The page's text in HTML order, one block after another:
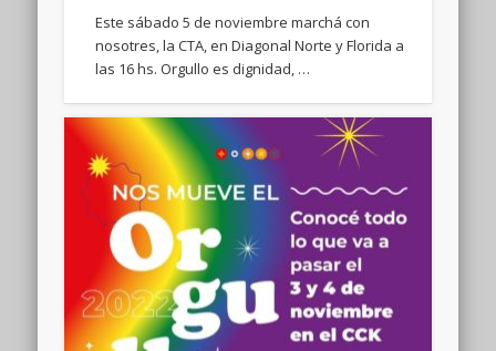
Este sábado 5 de noviembre marchá con
nosotres, la CTA, en Diagonal Norte y Florida a
las 16 hs. Orgullo es dignidad, …